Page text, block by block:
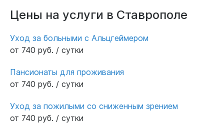
палат. Отдельно хочется отметить
индивидуальный подход к каждому
постояльцу. Сердечно благодарю весь
персонал пансионата, находящегося на
Заведующая Екатерина добрейшей души
человек, сиделки Ольга и Любовь отзывчивые
уходе за больными и готовит им еду. Если
вам важно доверить близкого человека
Цены на услуги в Ставрополе
Уход за больными с Альцгеймером
от 740 руб. / сутки
Пансионаты для проживания
от 740 руб. / сутки
Уход за пожилыми со сниженным зрением
от 740 руб. / сутки